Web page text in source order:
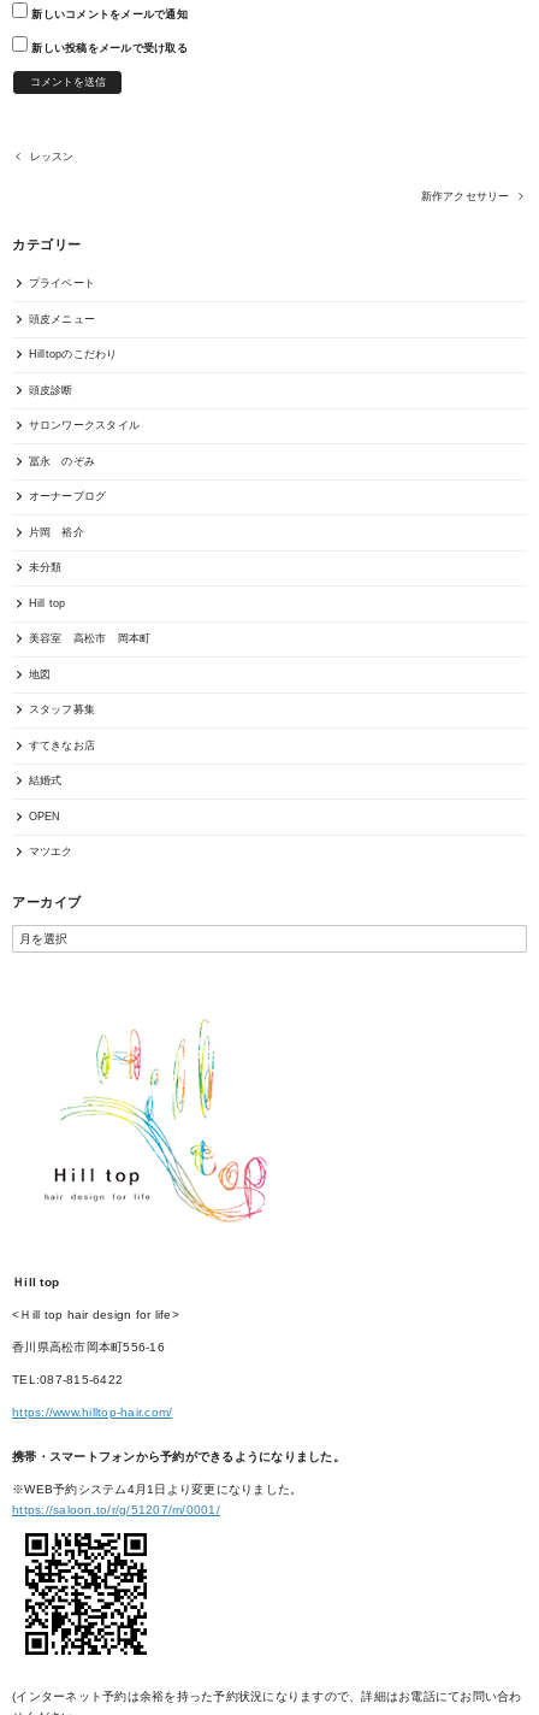
新しいコメントをメールで通知
新しい投稿をメールで受け取る
レッスン
新作アクセサリー
カテゴリー
プライベート
頭皮メニュー
Hilltopのこだわり
頭皮診断
サロンワークスタイル
冨永 のぞみ
オーナーブログ
片岡 裕介
未分類
Hill top
美容室 高松市 岡本町
地図
スタッフ募集
すてきなお店
結婚式
OPEN
マツエク
アーカイブ
Ｈill top
<Ｈill top hair design for life>
香川県高松市岡本町556-16
TEL:087-815-6422
https://www.hilltop-hair.com/
携帯・スマートフォンから予約ができるようになりました。
※WEB予約システム4月1日より変更になりました。
https://saloon.to/r/g/51207/m/0001/
(インターネット予約は余裕を持った予約状況になりますので、詳細はお電話にてお問い合わ